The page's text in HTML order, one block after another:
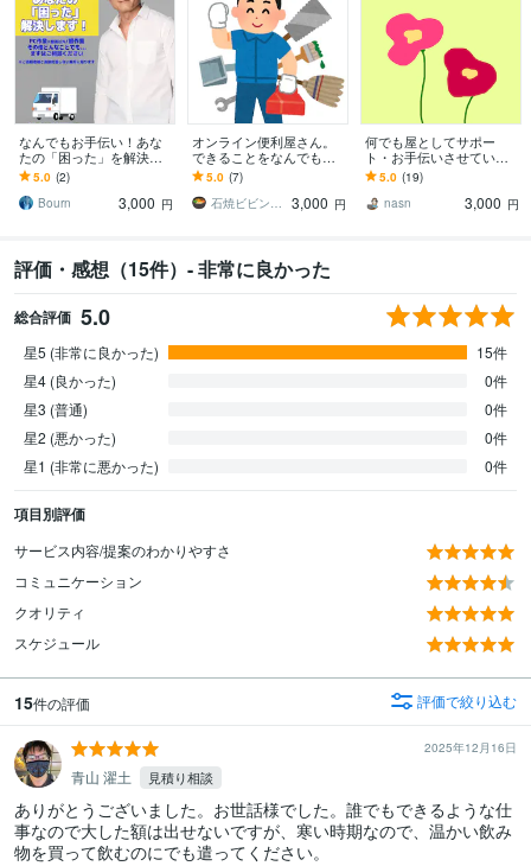
なんでもお手伝い！あな
たの「困った」を解決し
ます 【WEB便利屋】軽バ
ン所有の俳優が柔軟にサ
ポートします！
5.0 (2)
Bourn
3,000 円
オンライン便利屋さん。
できることをなんでも承
ります 各種事務作業、悩
み事、効率化に関するご
相談など
5.0 (7)
石焼ビビンバ太郎
3,000 円
何でも屋としてサポー
ト・お手伝いさせていた
だきます 猫の手も借りた
い方へ、簡単な雑用・代
行・意見・レビュー等
5.0 (19)
nasn
3,000 円
評価・感想（15件）- 非常に良かった
総合評価 5.0
星5 (非常に良かった)
15件
星4 (良かった)
0件
星3 (普通)
0件
星2 (悪かった)
0件
星1 (非常に悪かった)
0件
項目別評価
サービス内容/提案のわかりやすさ
コミュニケーション
クオリティ
スケジュール
15件の評価 評価で絞り込む
2025年12月16日
青山 濯土 見積り相談
ありがとうございました。お世話様でした。誰でもできるような仕
事なので大した額は出せないですが、寒い時期なので、温かい飲み
物を買って飲むのにでも遣ってください。